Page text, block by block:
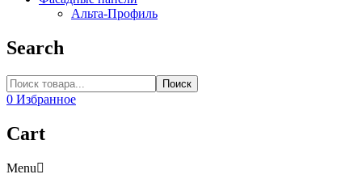
Альта-Профиль
Search
Поиск
0 Избранное
Cart
Menu